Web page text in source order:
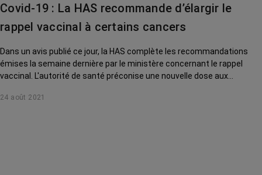
Covid-19 : La HAS recommande d’élargir le
rappel vaccinal à certains cancers
Dans un avis publié ce jour, la HAS complète les recommandations
émises la semaine dernière par le ministère concernant le rappel
vaccinal. L'autorité de santé préconise une nouvelle dose aux
personnes atteintes d'un cancer hématologique ou en progression
24 août 2021